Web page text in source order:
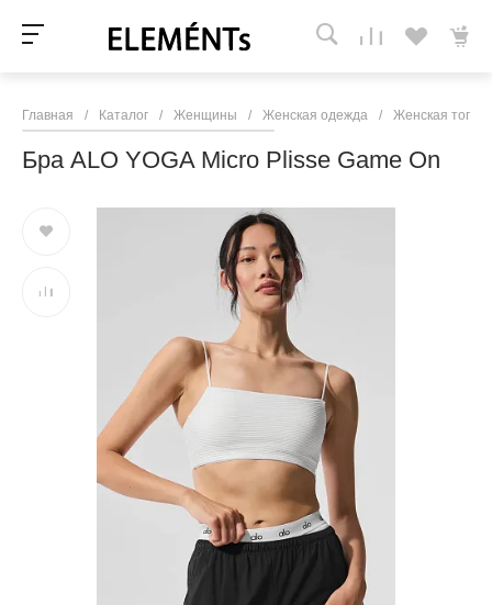
Главная / Каталог / Женщины / Женская одежда / Женская топы
Бра ALO YOGA Micro Plisse Game On